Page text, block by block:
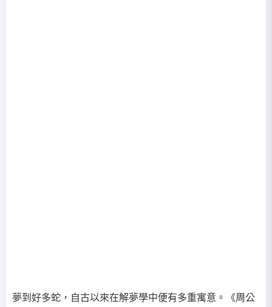
夢到好多蛇，自古以來在解夢學中便有多重寓意。《周公